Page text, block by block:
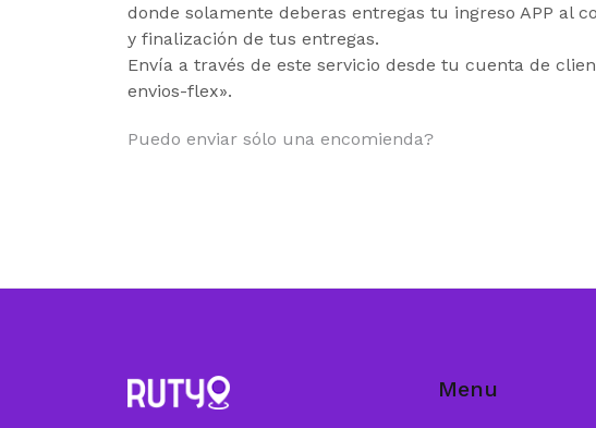
donde solamente deberas entregas tu ingreso APP al
y finalización de tus entregas.
Envía a través de este servicio desde tu cuenta de
envios-flex».
Puedo enviar sólo una encomienda?
Menu